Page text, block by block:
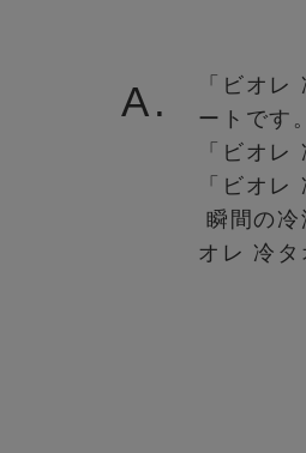
A.
「ビオ
ートです
「ビオ
「ビオ
瞬間の
オレ 冷タ